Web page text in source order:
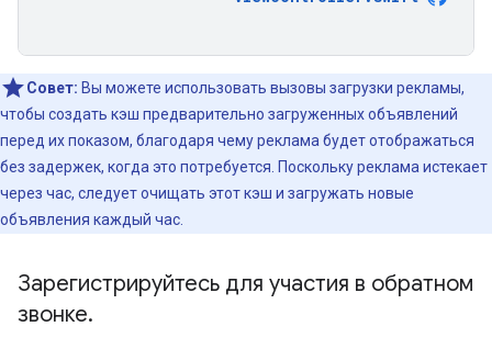
Совет: Вы можете использовать вызовы загрузки рекламы,
чтобы создать кэш предварительно загруженных объявлений
перед их показом, благодаря чему реклама будет отображаться
без задержек, когда это потребуется. Поскольку реклама истекает
через час, следует очищать этот кэш и загружать новые
объявления каждый час.
Зарегистрируйтесь для участия в обратном
звонке.